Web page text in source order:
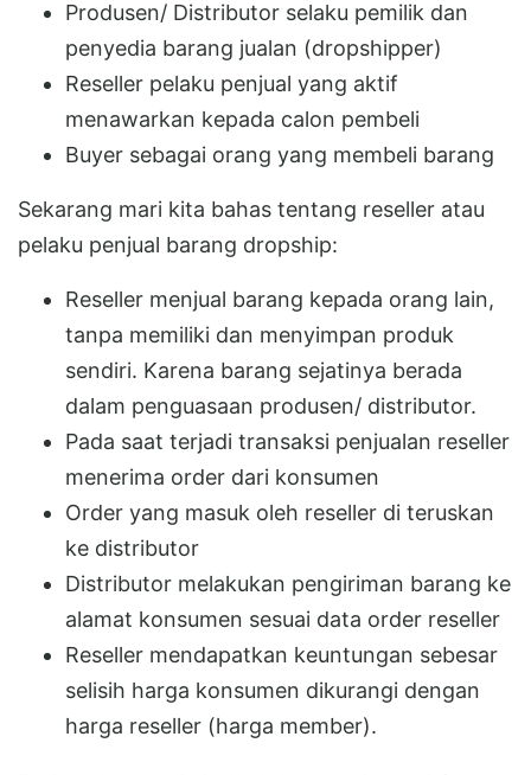
Produsen/ Distributor selaku pemilik dan
penyedia barang jualan (dropshipper)
Reseller pelaku penjual yang aktif
menawarkan kepada calon pembeli
Buyer sebagai orang yang membeli barang
Sekarang mari kita bahas tentang reseller atau
pelaku penjual barang dropship:
Reseller menjual barang kepada orang lain,
tanpa memiliki dan menyimpan produk
sendiri. Karena barang sejatinya berada
dalam penguasaan produsen/ distributor.
Pada saat terjadi transaksi penjualan reseller
menerima order dari konsumen
Order yang masuk oleh reseller di teruskan
ke distributor
Distributor melakukan pengiriman barang ke
alamat konsumen sesuai data order reseller
Reseller mendapatkan keuntungan sebesar
selisih harga konsumen dikurangi dengan
harga reseller (harga member).